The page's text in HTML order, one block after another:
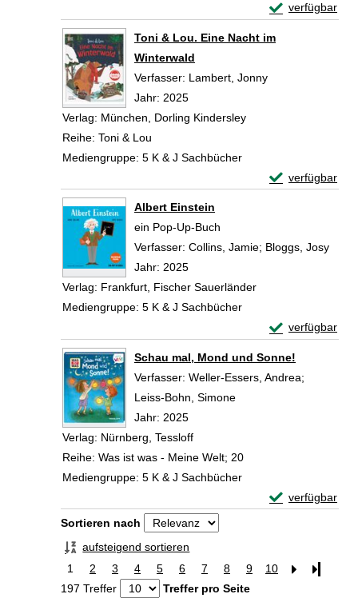
verfügbar
Exemplar-
Toni & Lou. Eine Nacht im
Winterwald
Verfasser: Lambert, Jonny
Jahr: 2025
Verlag: München, Dorling Kindersley
Reihe: Toni & Lou
Mediengruppe: 5 K & J Sachbücher
verfügbar
Exemplar-
Albert Einstein
ein Pop-Up-Buch
Verfasser: Collins, Jamie; Bloggs, Josy
Jahr: 2025
Verlag: Frankfurt, Fischer Sauerländer
Mediengruppe: 5 K & J Sachbücher
verfügbar
Exemplar-
Schau mal, Mond und Sonne!
Verfasser: Weller-Essers, Andrea;
Leiss-Bohn, Simone
Jahr: 2025
Verlag: Nürnberg, Tessloff
Reihe: Was ist was - Meine Welt; 20
Mediengruppe: 5 K & J Sachbücher
verfügbar
Exemplar-
Zu den Suchfiltern springen
Sortieren nach
aufsteigend sortieren
1
2 3 4 5 6 7 8 9 10
Letzte
197 Treffer
Treffer pro Seite